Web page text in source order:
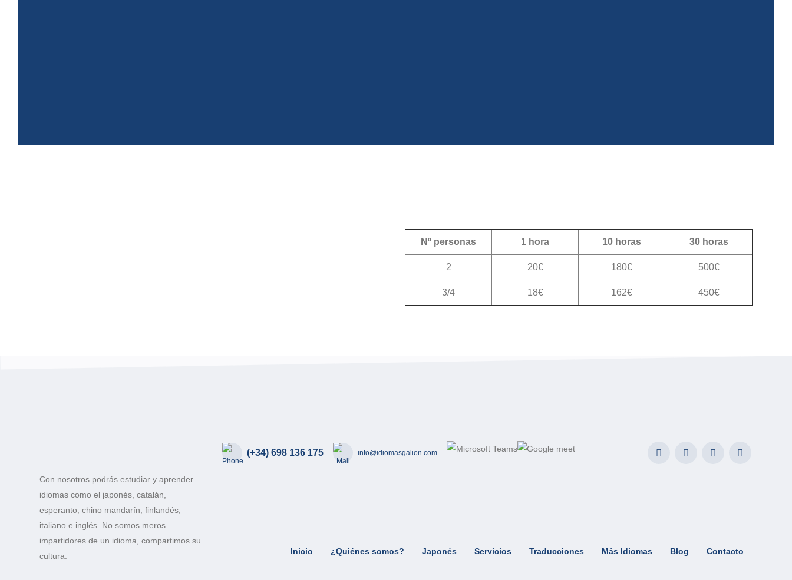
Nº personas 1 hora 10 horas 30 horas
2 20€ 180€ 500€
3/4 18€ 162€ 450€
Con nosotros podrás estudiar y aprender
idiomas como el japonés, catalán,
esperanto, chino mandarín, finlandés,
italiano e inglés. No somos meros
impartidores de un idioma, compartimos su
cultura.
(+34) 698 136 175 info@idiomasgalion.com
Inicio ¿Quiénes somos? Japonés Servicios Traducciones Más Idiomas Blog Contacto